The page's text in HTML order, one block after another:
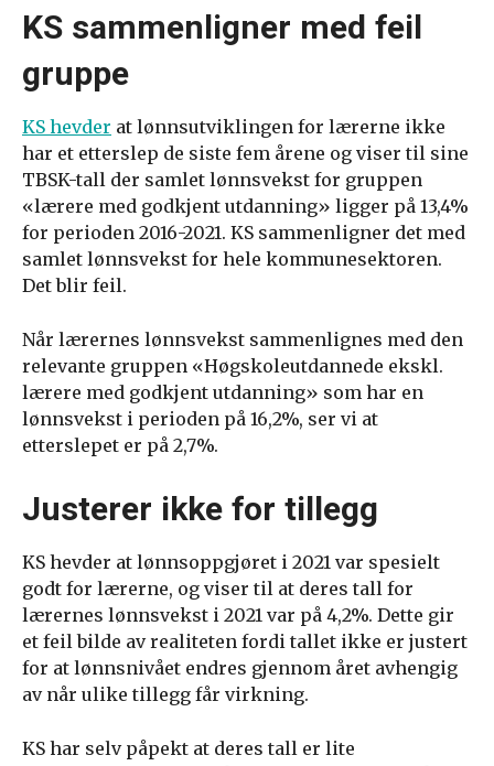
KS sammenligner med feil
gruppe
KS hevder at lønnsutviklingen for lærerne ikke
har et etterslep de siste fem årene og viser til sine
TBSK-tall der samlet lønnsvekst for gruppen
«lærere med godkjent utdanning» ligger på 13,4%
for perioden 2016-2021. KS sammenligner det med
samlet lønnsvekst for hele kommunesektoren.
Det blir feil.
Når lærernes lønnsvekst sammenlignes med den
relevante gruppen «Høgskoleutdannede ekskl.
lærere med godkjent utdanning» som har en
lønnsvekst i perioden på 16,2%, ser vi at
etterslepet er på 2,7%.
Justerer ikke for tillegg
KS hevder at lønnsoppgjøret i 2021 var spesielt
godt for lærerne, og viser til at deres tall for
lærernes lønnsvekst i 2021 var på 4,2%. Dette gir
et feil bilde av realiteten fordi tallet ikke er justert
for at lønnsnivået endres gjennom året avhengig
av når ulike tillegg får virkning.
KS har selv påpekt at deres tall er lite